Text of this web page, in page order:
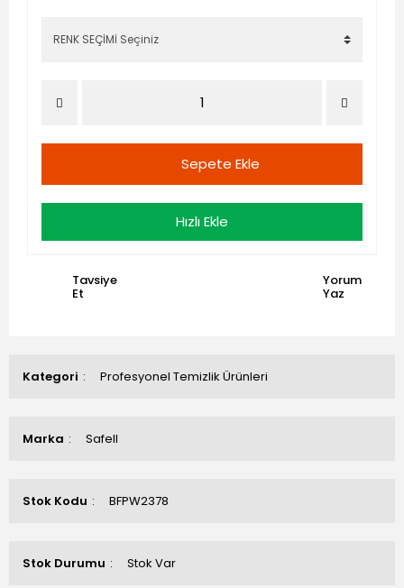
Kategori Profesyonel Temizlik Ürünleri
Marka Safell
Stok Kodu BFPW2378
Stok Durumu Stok Var
Sepete Ekle
Hızlı Ekle
Tavsiye
Et
Yorum
Yaz